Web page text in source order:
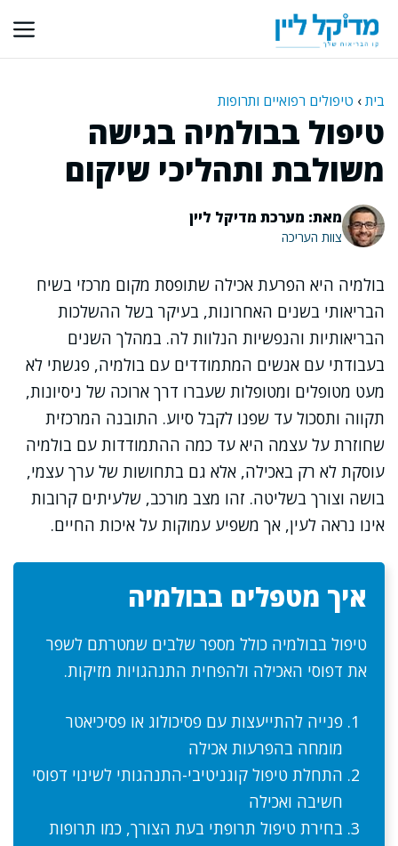
לתוכן
בית› טיפולים רפואיים ותרופות
טיפול בבולמיה בגישה
משולבת ותהליכי שיקום
מאת: מערכת מדיקל ליין
צוות העריכה
בולמיה היא הפרעת אכילה שתופסת מקום מרכזי בשיח
הבריאותי בשנים האחרונות, בעיקר בשל ההשלכות
הבריאותיות והנפשיות הנלוות לה. במהלך השנים
בעבודתי עם אנשים המתמודדים עם בולמיה, פגשתי לא
מעט מטופלים ומטופלות שעברו דרך ארוכה של ניסיונות,
תקווה ותסכול עד שפנו לקבל סיוע. התובנה המרכזית
שחוזרת על עצמה היא עד כמה ההתמודדות עם בולמיה
עוסקת לא רק באכילה, אלא גם בתחושות של ערך עצמי,
בושה וצורך בשליטה. זהו מצב מורכב, שלעיתים קרובות
אינו נראה לעין, אך משפיע עמוקות על איכות החיים.
איך מטפלים בבולמיה
טיפול בבולמיה כולל מספר שלבים שמטרתם לשפר
את דפוסי האכילה ולהפחית התנהגויות מזיקות.
פנייה להתייעצות עם פסיכולוג או פסיכיאטר
מומחה בהפרעות אכילה
התחלת טיפול קוגניטיבי-התנהגותי לשינוי דפוסי
חשיבה ואכילה
בחירת טיפול תרופתי בעת הצורך, כמו תרופות